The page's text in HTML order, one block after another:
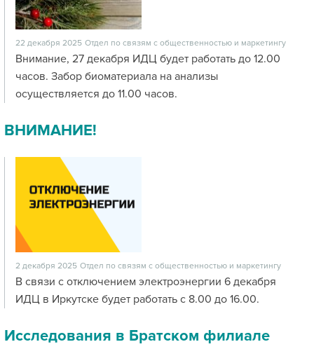
22 декабря 2025 Отдел по связям с общественностью и маркетингу
Внимание, 27 декабря ИДЦ будет работать до 12.00
часов. Забор биоматериала на анализы
осуществляется до 11.00 часов.
ВНИМАНИЕ!
2 декабря 2025 Отдел по связям с общественностью и маркетингу
В связи с отключением электроэнергии 6 декабря
ИДЦ в Иркутске будет работать с 8.00 до 16.00.
Исследования в Братском филиале